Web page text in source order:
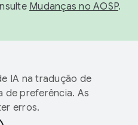
Mudanças no AOSP.
IA na tradução de
de preferência. As
erros.